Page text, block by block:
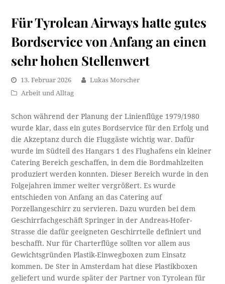
Für Tyrolean Airways hatte gutes
Bordservice von Anfang an einen
sehr hohen Stellenwert
13. Februar 2026
Lukas Morscher
Arbeit und Alltag
Schon während der Planung der Linienflüge 1979/1980
wurde klar, dass ein gutes Bordservice für den Erfolg und
die Akzeptanz durch die Fluggäste wichtig war. Dafür
wurde im Südteil des Hangars 1 des Flughafens ein kleiner
Catering Bereich geschaffen, in dem die Bordmahlzeiten
produziert werden konnten. Dieser Bereich wurde in den
Folgejahren immer weiter vergrößert. Es wurde
entschieden von Anfang an das Catering auf
Porzellangeschirr zu servieren. Dazu wurden bei dem
Geschirrfachgeschäft Springer in der Andreas-Hofer-
Strasse die dafür geeigneten Geschirrteile definiert und
beschafft. Nur für Charterflüge sollten vor allem aus
Gewichtsgründen Plastik-Einwegboxen zum Einsatz
kommen. De Ster in Amsterdam hat diese Plastikboxen
geliefert und wurde später der Partner von Tyrolean für